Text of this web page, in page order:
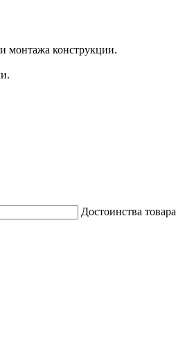
монтажа конструкции.
Достоинства товара